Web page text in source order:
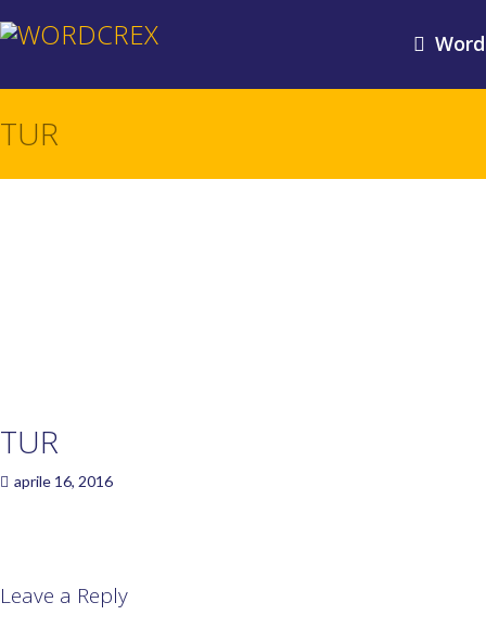
TUR
TUR
aprile 16, 2016
Leave a Reply